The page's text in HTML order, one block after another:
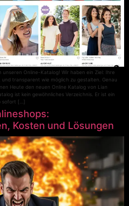
Online-Katalog! Wir haben ein Ziel: Ihre
transparent wie möglich zu gestalten. Genau
Heute den neuen Online Katalog von Lian
ist kein gewöhnliches Verzeichnis. Er ist ein
sofort […]
Kosten und Lösungen